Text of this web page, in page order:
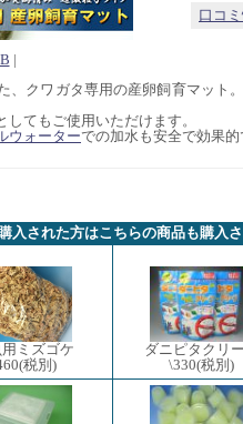
|
口コミ
、クワガタ専用の産卵飼育マット
てもご使用いただけます。
ウォーターでの加水も安全で効果的
入された方はこちらの商品も購入
ミズゴケ
(税別)
ダニピタクリ
\330(税別)